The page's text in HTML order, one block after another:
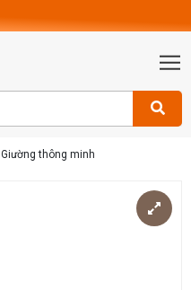
Giường thông minh